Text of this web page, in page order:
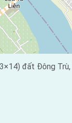
đất Đông Trù,